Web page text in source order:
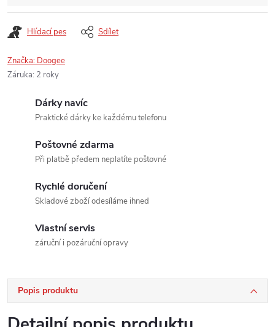
Hlídací pes Sdílet
Značka: Doogee
Záruka: 2 roky
Dárky navíc
Praktické dárky ke každému telefonu
Poštovné zdarma
Při platbě předem neplatíte poštovné
Rychlé doručení
Skladové zboží odesíláme ihned
Vlastní servis
záruční i pozáruční opravy
Popis produktu